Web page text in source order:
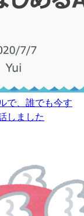
で、誰でも今す
しました